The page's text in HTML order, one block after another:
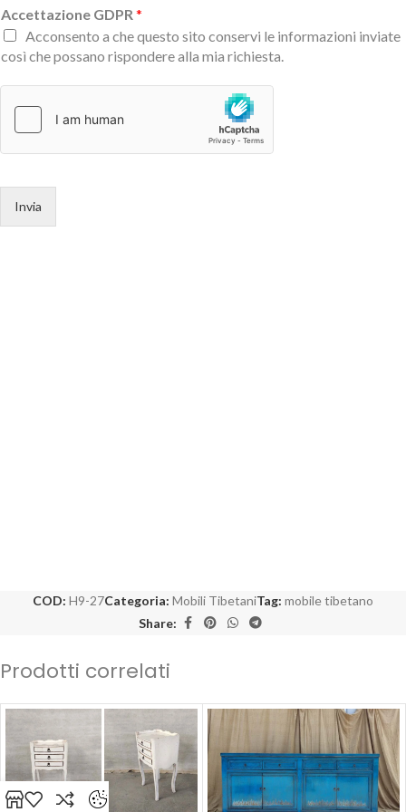
Accettazione GDPR *
Acconsento a che questo sito conservi le informazioni inviate
così che possano rispondere alla mia richiesta.
Invia
COD: H9-27Categoria: Mobili TibetaniTag: mobile tibetano
Share:
Prodotti correlati